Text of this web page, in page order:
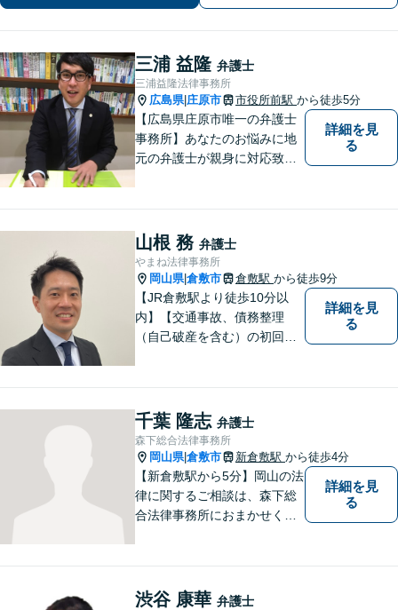
【秘密厳守】
三浦 益隆 弁護士
三浦益隆法律事務所
広島県| 庄原市 市役所前駅 から徒歩5分
【広島県庄原市唯一の弁護士
事務所】あなたのお悩みに地
元の弁護士が親身に対応致し
詳細を見
る
山根 務 弁護士
やまね法律事務所
岡山県|倉敷市 倉敷駅 から徒歩9分
【JR倉敷駅より徒歩10分以
内】【交通事故、債務整理
（自己破産を含む）の初回相
詳細を見
る
千葉 隆志 弁護士
森下総合法律事務所
岡山県|倉敷市 新倉敷駅 から徒歩4分
【新倉敷駅から5分】岡山の法
律に関するご相談は、森下総
合法律事務所におまかせくだ
詳細を見
る
渋谷 康華 弁護士